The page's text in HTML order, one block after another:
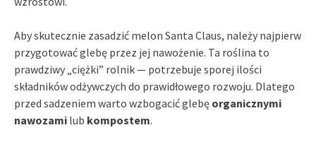
Aby skutecznie zasadzić melon Santa Claus, należy najpierw
przygotować glebę przez jej nawożenie. Ta roślina to
prawdziwy „ciężki” rolnik — potrzebuje sporej ilości
składników odżywczych do prawidłowego rozwoju. Dlatego
przed sadzeniem warto wzbogacić glebę organicznymi
nawozami lub kompostem.